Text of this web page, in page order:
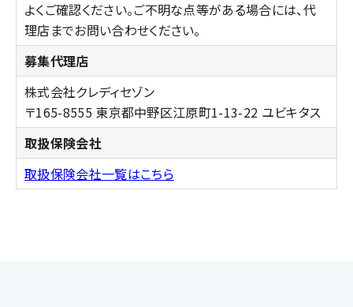
よくご確認ください。ご不明な点等がある場合には、代
理店までお問い合わせください。
募集代理店
株式会社クレディセゾン
〒165-8555 東京都中野区江原町1-13-22 ユビキタス
取扱保険会社
取扱保険会社一覧はこちら